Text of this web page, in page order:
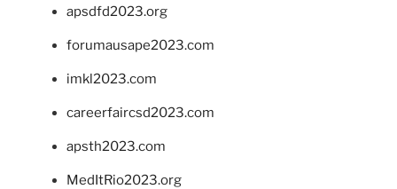
apsdfd2023.org
forumausape2023.com
imkl2023.com
careerfaircsd2023.com
apsth2023.com
MedItRio2023.org